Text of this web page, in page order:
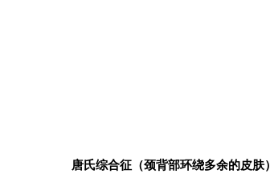
唐氏综合征（颈背部环绕多余的皮肤）